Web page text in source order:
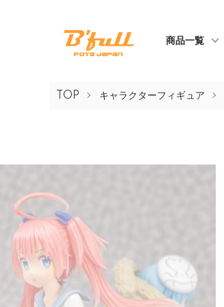
商品一覧
TOP キャラクターフィギュア